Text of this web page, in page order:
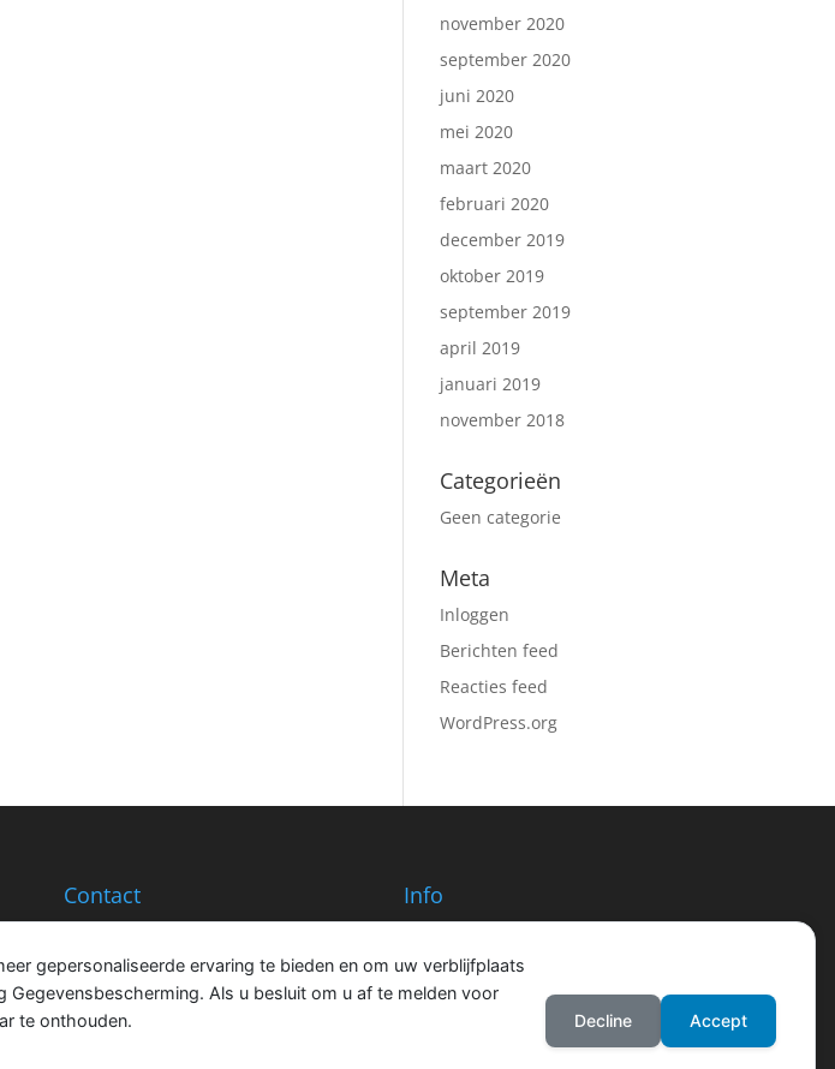
november 2020
september 2020
juni 2020
mei 2020
maart 2020
februari 2020
december 2019
oktober 2019
september 2019
april 2019
januari 2019
november 2018
Categorieën
Geen categorie
Meta
Inloggen
Berichten feed
Reacties feed
WordPress.org
Contact Info
KvK: 56835027
BTW: NL852323876B01
gepersonaliseerde ervaring te bieden en om uw verblijfplaats
Als u besluit om u af te melden voor
te onthouden.
Decline Accept